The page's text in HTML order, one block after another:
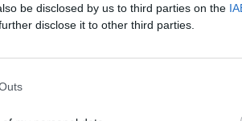
be disclosed by us to third parties on the
disclose it to other third parties.
قال باحثون كنديون إن بدء الوجبات بالصلاة يمكن أن يخفض 10 نقاط من ضغط الدم ،
هربرت بنسون ، دكتوراه في الطب ، أن صلوات